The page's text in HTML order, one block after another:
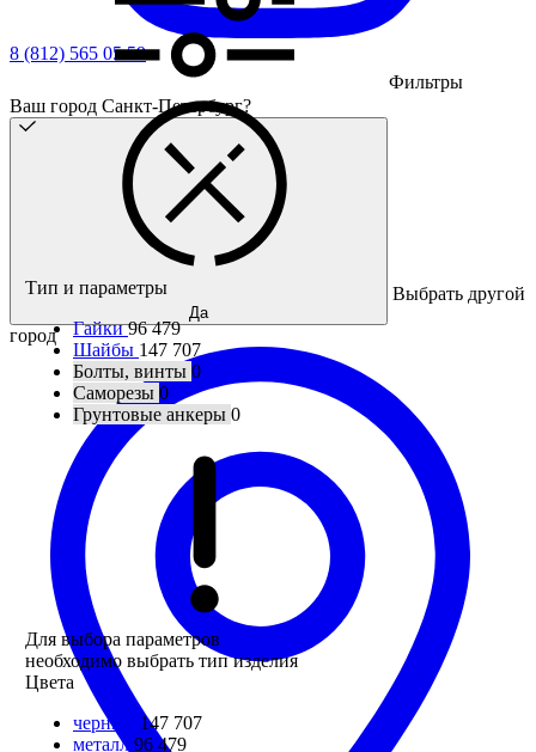
8 (812) 565 05 59
Ваш город Санкт-Петербург?
Да
Выбрать другой
город
Фильтры
Тип и параметры
Гайки96 479
Шайбы 147 707
Болты, винты 0
Саморезы 0
Грунтовые анкеры 0
Для выбора параметров
необходимо выбрать тип изделия
Цвета
черный
147 707
металл 96 479